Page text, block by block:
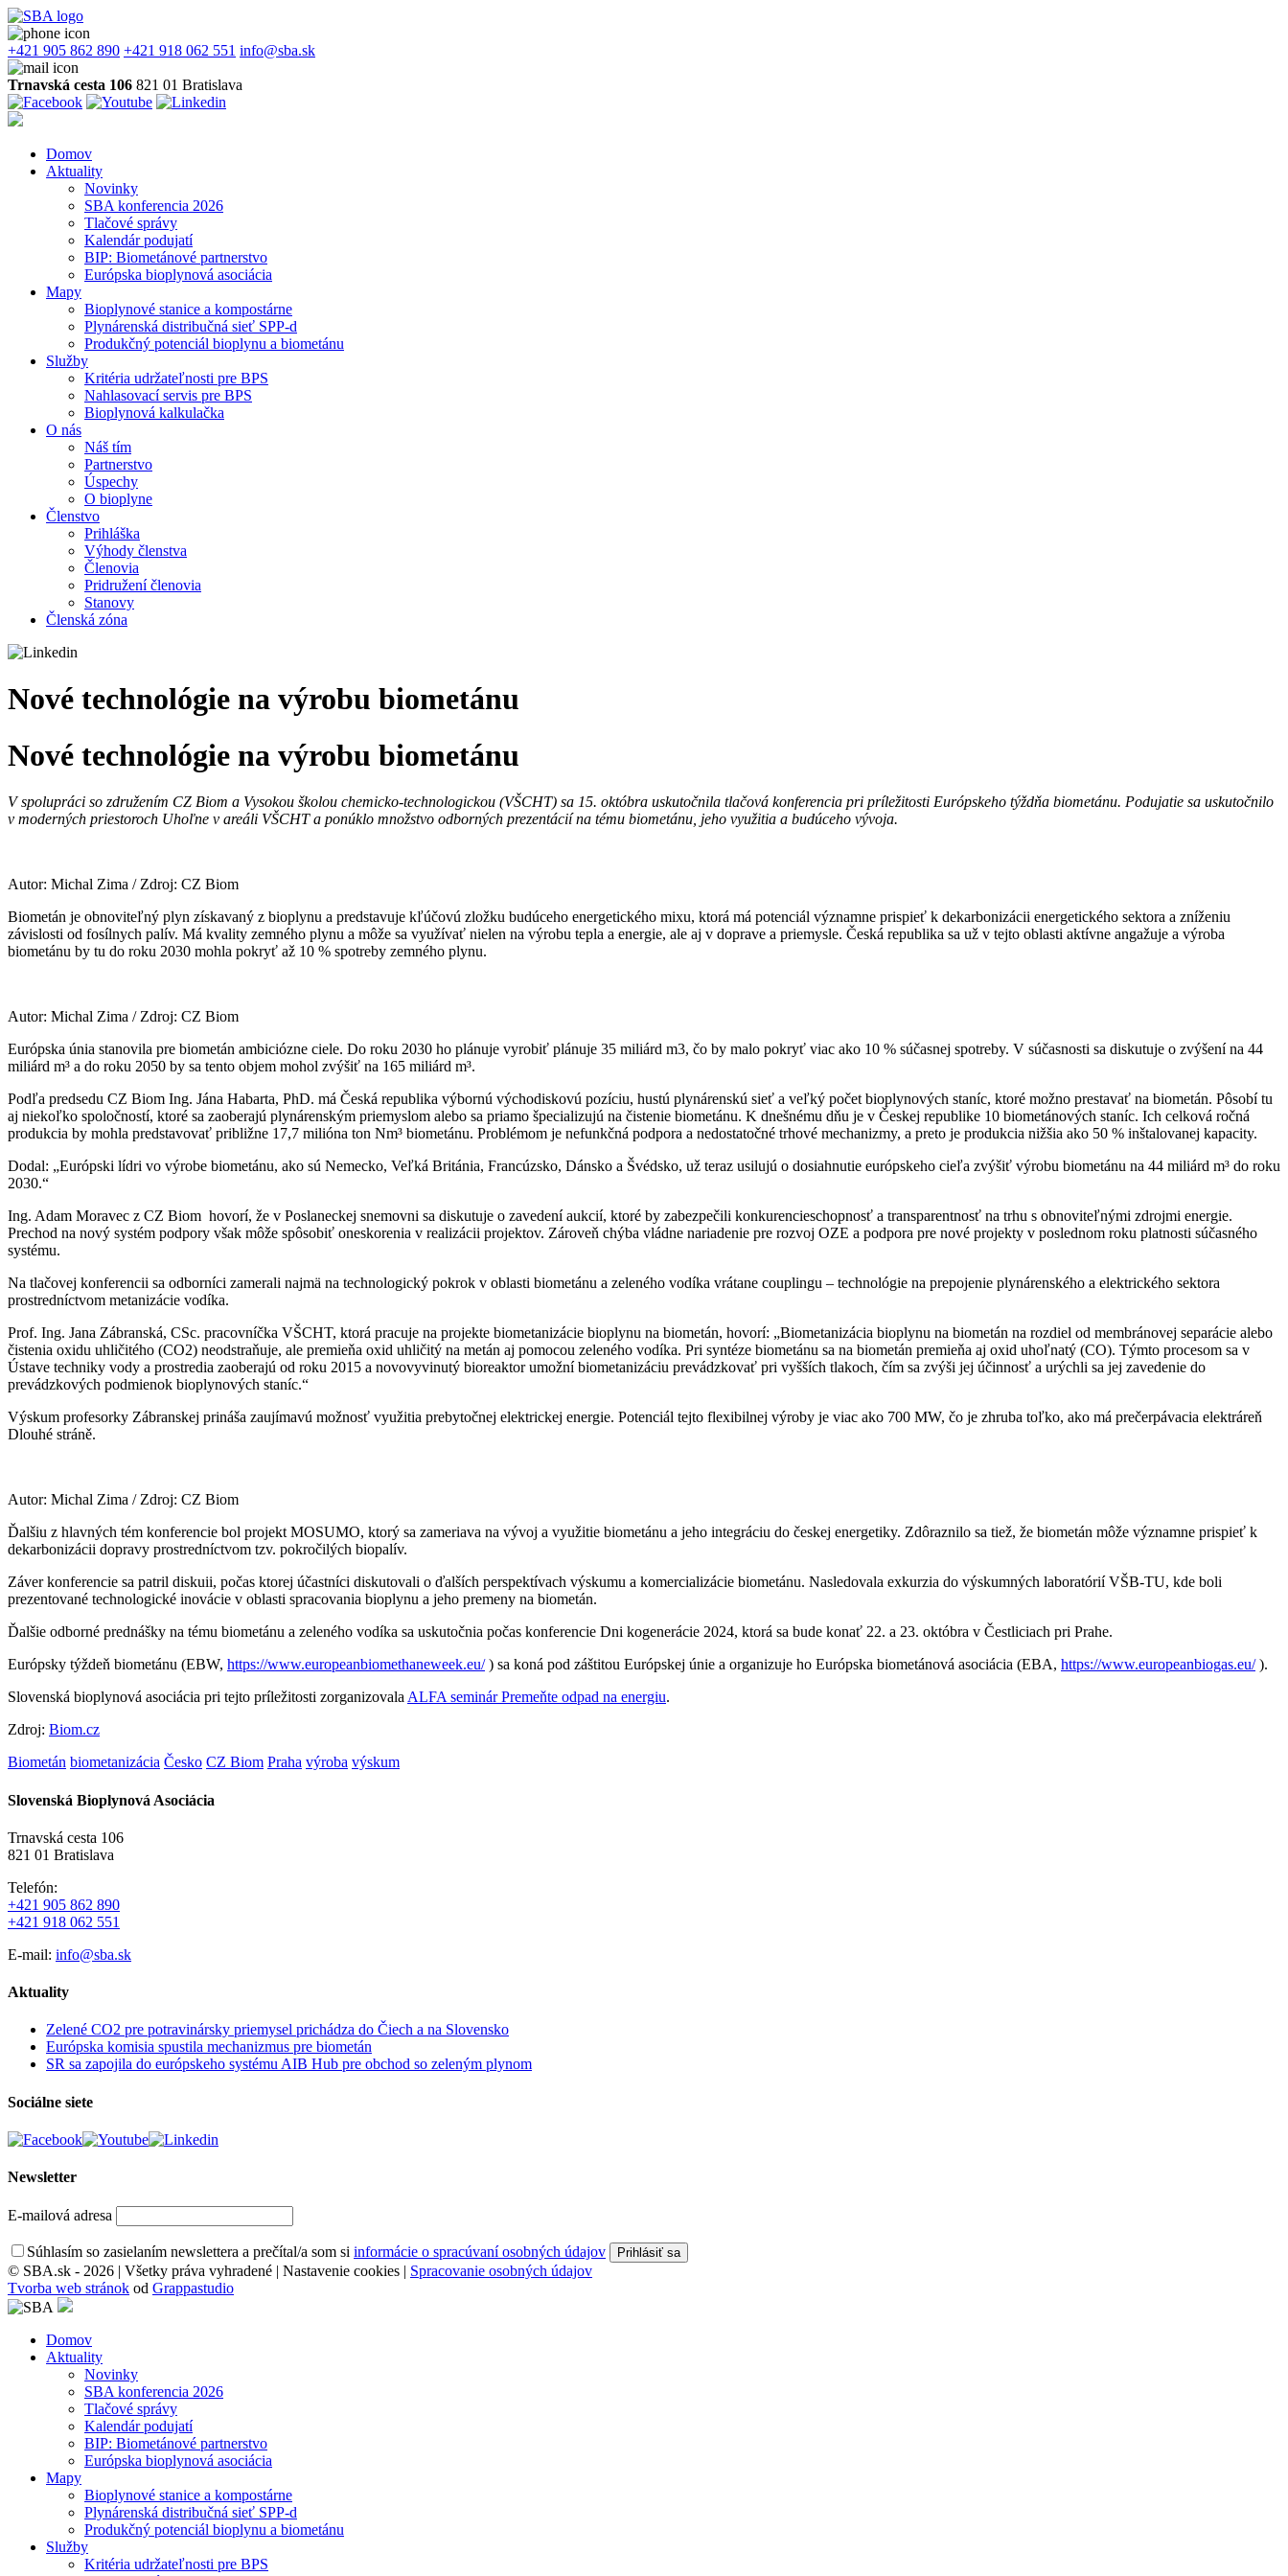
+421 905 862 890 +421 918 062 551 info@sba.sk
Trnavská cesta 106 821 01 Bratislava
Domov
Aktuality
Novinky
SBA konferencia 2026
Tlačové správy
Kalendár podujatí
BIP: Biometánové partnerstvo
Európska bioplynová asociácia
Mapy
Bioplynové stanice a kompostárne
Plynárenská distribučná sieť SPP-d
Produkčný potenciál bioplynu a biometánu
Služby
Kritéria udržateľnosti pre BPS
Nahlasovací servis pre BPS
Bioplynová kalkulačka
O nás
Náš tím
Partnerstvo
Úspechy
O bioplyne
Členstvo
Prihláška
Výhody členstva
Členovia
Pridružení členovia
Stanovy
Členská zóna
Nové technológie na výrobu biometánu
Nové technológie na výrobu biometánu
V spolupráci so združením CZ Biom a Vysokou školou chemicko-technologickou (VŠCHT) sa 15. októbra uskutočnila tlačová konferencia pri príležitosti Európskeho týždňa biometánu. Podujatie sa uskutočnilo
v moderných priestoroch Uhoľne v areáli VŠCHT a ponúklo množstvo odborných prezentácií na tému biometánu, jeho využitia a budúceho vývoja.
Autor: Michal Zima / Zdroj: CZ Biom
Biometán je obnoviteľný plyn získavaný z bioplynu a predstavuje kľúčovú zložku budúceho energetického mixu, ktorá má potenciál významne prispieť k dekarbonizácii energetického sektora a zníženiu
závislosti od fosílnych palív. Má kvality zemného plynu a môže sa využívať nielen na výrobu tepla a energie, ale aj v doprave a priemysle. Česká republika sa už v tejto oblasti aktívne angažuje a výroba
biometánu by tu do roku 2030 mohla pokryť až 10 % spotreby zemného plynu.
Autor: Michal Zima / Zdroj: CZ Biom
Európska únia stanovila pre biometán ambiciózne ciele. Do roku 2030 ho plánuje vyrobiť plánuje 35 miliárd m3, čo by malo pokryť viac ako 10 % súčasnej spotreby. V súčasnosti sa diskutuje o zvýšení na 44
miliárd m³ a do roku 2050 by sa tento objem mohol zvýšiť na 165 miliárd m³.
Podľa predsedu CZ Biom Ing. Jána Habarta, PhD. má Česká republika výbornú východiskovú pozíciu, hustú plynárenskú sieť a veľký počet bioplynových staníc, ktoré možno prestavať na biometán. Pôsobí tu
aj niekoľko spoločností, ktoré sa zaoberajú plynárenským priemyslom alebo sa priamo špecializujú na čistenie biometánu. K dnešnému dňu je v Českej republike 10 biometánových staníc. Ich celková ročná
produkcia by mohla predstavovať približne 17,7 milióna ton Nm³ biometánu. Problémom je nefunkčná podpora a nedostatočné trhové mechanizmy, a preto je produkcia nižšia ako 50 % inštalovanej kapacity.
Dodal: „Európski lídri vo výrobe biometánu, ako sú Nemecko, Veľká Británia, Francúzsko, Dánsko a Švédsko, už teraz usilujú o dosiahnutie európskeho cieľa zvýšiť výrobu biometánu na 44 miliárd m³ do roku
2030.“
Ing. Adam Moravec z CZ Biom hovorí, že v Poslaneckej snemovni sa diskutuje o zavedení aukcií, ktoré by zabezpečili konkurencieschopnosť a transparentnosť na trhu s obnoviteľnými zdrojmi energie.
Prechod na nový systém podpory však môže spôsobiť oneskorenia v realizácii projektov. Zároveň chýba vládne nariadenie pre rozvoj OZE a podpora pre nové projekty v poslednom roku platnosti súčasného
systému.
Na tlačovej konferencii sa odborníci zamerali najmä na technologický pokrok v oblasti biometánu a zeleného vodíka vrátane couplingu – technológie na prepojenie plynárenského a elektrického sektora
prostredníctvom metanizácie vodíka.
Prof. Ing. Jana Zábranská, CSc. pracovníčka VŠCHT, ktorá pracuje na projekte biometanizácie bioplynu na biometán, hovorí: „Biometanizácia bioplynu na biometán na rozdiel od membránovej separácie alebo
čistenia oxidu uhličitého (CO2) neodstraňuje, ale premieňa oxid uhličitý na metán aj pomocou zeleného vodíka. Pri syntéze biometánu sa na biometán premieňa aj oxid uhoľnatý (CO). Týmto procesom sa v
Ústave techniky vody a prostredia zaoberajú od roku 2015 a novovyvinutý bioreaktor umožní biometanizáciu prevádzkovať pri vyšších tlakoch, čím sa zvýši jej účinnosť a urýchli sa jej zavedenie do
prevádzkových podmienok bioplynových staníc.“
Výskum profesorky Zábranskej prináša zaujímavú možnosť využitia prebytočnej elektrickej energie. Potenciál tejto flexibilnej výroby je viac ako 700 MW, čo je zhruba toľko, ako má prečerpávacia elektráreň
Dlouhé stráně.
Autor: Michal Zima / Zdroj: CZ Biom
Ďalšiu z hlavných tém konferencie bol projekt MOSUMO, ktorý sa zameriava na vývoj a využitie biometánu a jeho integráciu do českej energetiky. Zdôraznilo sa tiež, že biometán môže významne prispieť k
dekarbonizácii dopravy prostredníctvom tzv. pokročilých biopalív.
Záver konferencie sa patril diskuii, počas ktorej účastníci diskutovali o ďalších perspektívach výskumu a komercializácie biometánu. Nasledovala exkurzia do výskumných laboratórií VŠB-TU, kde boli
prezentované technologické inovácie v oblasti spracovania bioplynu a jeho premeny na biometán.
Ďalšie odborné prednášky na tému biometánu a zeleného vodíka sa uskutočnia počas konferencie Dni kogenerácie 2024, ktorá sa bude konať 22. a 23. októbra v Čestliciach pri Prahe.
Európsky týždeň biometánu (EBW, https://www.europeanbiomethaneweek.eu/) sa koná pod záštitou Európskej únie a organizuje ho Európska biometánová asociácia (EBA, https://www.europeanbiogas.eu/).
Slovenská bioplynová asociácia pri tejto príležitosti zorganizovala ALFA seminár Premeňte odpad na energiu.
Zdroj: Biom.cz
Biometán biometanizácia Česko CZ Biom Praha výroba výskum
Slovenská Bioplynová Asociácia
Trnavská cesta 106
821 01 Bratislava
Telefón:
+421 905 862 890
+421 918 062 551
E-mail: info@sba.sk
Aktuality
Zelené CO2 pre potravinársky priemysel prichádza do Čiech a na Slovensko
Európska komisia spustila mechanizmus pre biometán
SR sa zapojila do európskeho systému AIB Hub pre obchod so zeleným plynom
Sociálne siete
Newsletter
E-mailová adresa
Súhlasím so zasielaním newslettera a prečítal/a som si informácie o spracúvaní osobných údajov
© SBA.sk - 2026 | Všetky práva vyhradené | Nastavenie cookies | Spracovanie osobných údajov
Tvorba web stránok od Grappastudio
Domov
Aktuality
Novinky
SBA konferencia 2026
Tlačové správy
Kalendár podujatí
BIP: Biometánové partnerstvo
Európska bioplynová asociácia
Mapy
Bioplynové stanice a kompostárne
Plynárenská distribučná sieť SPP-d
Produkčný potenciál bioplynu a biometánu
Služby
Kritéria udržateľnosti pre BPS